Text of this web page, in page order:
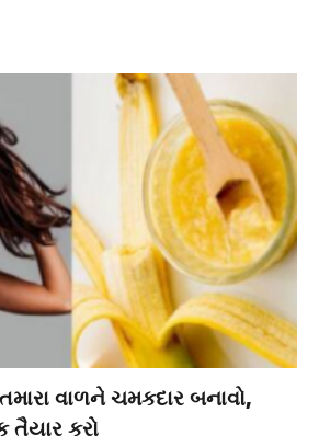
વાળને ચમકદાર બનાવો,
તૈયાર કરો